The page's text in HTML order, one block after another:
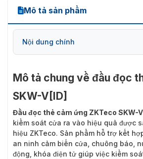
Mô tả sản phẩm
Nội dung chính
Mô tả chung về đầu đọc
SKW-V[ID]
Đầu đọc thẻ cảm ứng ZKTeco SKW-
kiểm soát cửa ra vào hiệu quả được
hiệu ZKTeco. Sản phẩm hỗ trợ kết
an ninh cảm biến cửa, chuông báo,
động, khóa điện tử giúp việc kiểm